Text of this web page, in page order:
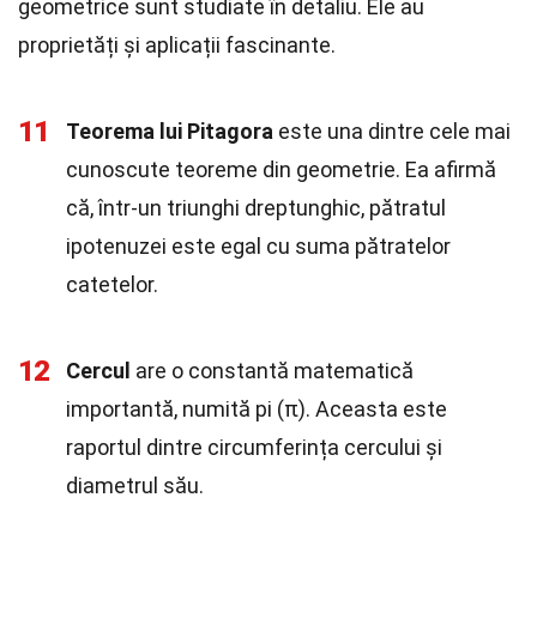
geometrice sunt studiate în detaliu. Ele au
proprietăți și aplicații fascinante.
11 Teorema lui Pitagora este una dintre cele mai
cunoscute teoreme din geometrie. Ea afirmă
că, într-un triunghi dreptunghic, pătratul
ipotenuzei este egal cu suma pătratelor
catetelor.
12 Cercul are o constantă matematică
importantă, numită pi (π). Aceasta este
raportul dintre circumferința cercului și
diametrul său.